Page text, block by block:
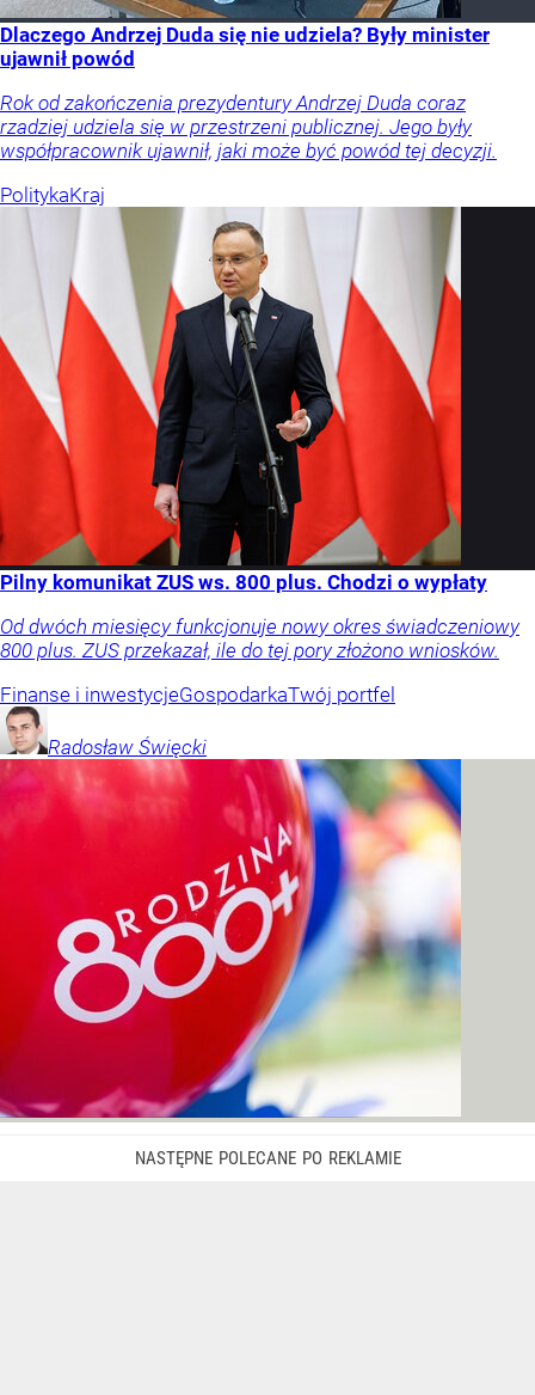
Dlaczego Andrzej Duda się nie udziela? Były minister
ujawnił powód
Rok od zakończenia prezydentury Andrzej Duda coraz
rzadziej udziela się w przestrzeni publicznej. Jego były
współpracownik ujawnił, jaki może być powód tej decyzji.
PolitykaKraj
Pilny komunikat ZUS ws. 800 plus. Chodzi o wypłaty
Od dwóch miesięcy funkcjonuje nowy okres świadczeniowy
800 plus. ZUS przekazał, ile do tej pory złożono wniosków.
Finanse i inwestycjeGospodarkaTwój portfel
Radosław Święcki